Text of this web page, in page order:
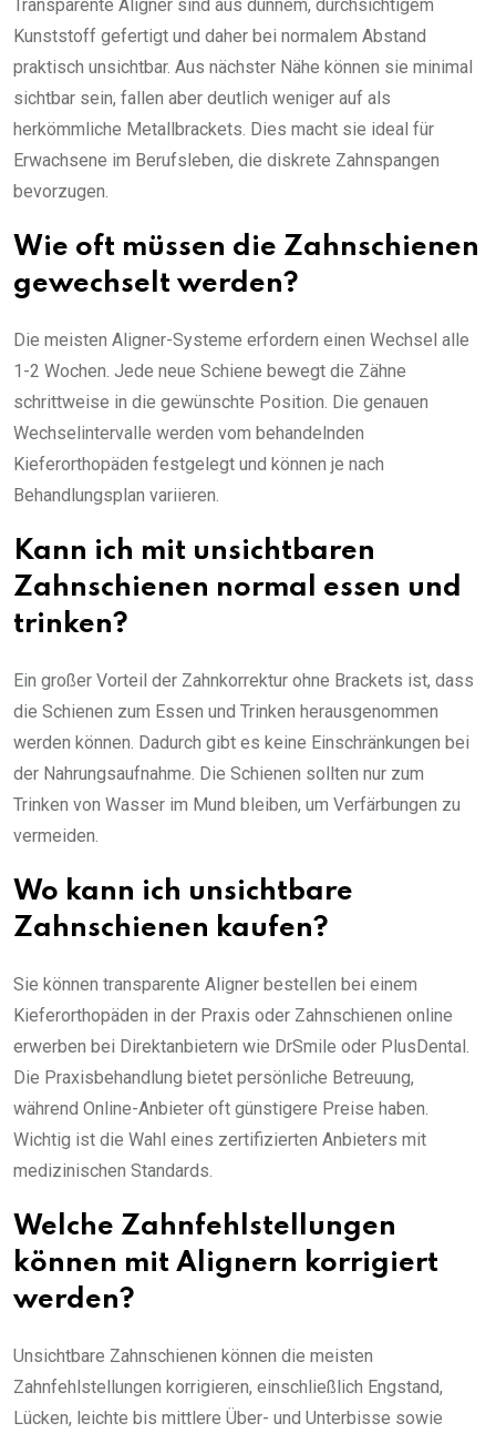
Transparente Aligner sind aus dünnem, durchsichtigem
Kunststoff gefertigt und daher bei normalem Abstand
praktisch unsichtbar. Aus nächster Nähe können sie minimal
sichtbar sein, fallen aber deutlich weniger auf als
herkömmliche Metallbrackets. Dies macht sie ideal für
Erwachsene im Berufsleben, die diskrete Zahnspangen
bevorzugen.
Wie oft müssen die Zahnschienen
gewechselt werden?
Die meisten Aligner-Systeme erfordern einen Wechsel alle
1-2 Wochen. Jede neue Schiene bewegt die Zähne
schrittweise in die gewünschte Position. Die genauen
Wechselintervalle werden vom behandelnden
Kieferorthopäden festgelegt und können je nach
Behandlungsplan variieren.
Kann ich mit unsichtbaren
Zahnschienen normal essen und
trinken?
Ein großer Vorteil der Zahnkorrektur ohne Brackets ist, dass
die Schienen zum Essen und Trinken herausgenommen
werden können. Dadurch gibt es keine Einschränkungen bei
der Nahrungsaufnahme. Die Schienen sollten nur zum
Trinken von Wasser im Mund bleiben, um Verfärbungen zu
vermeiden.
Wo kann ich unsichtbare
Zahnschienen kaufen?
Sie können transparente Aligner bestellen bei einem
Kieferorthopäden in der Praxis oder Zahnschienen online
erwerben bei Direktanbietern wie DrSmile oder PlusDental.
Die Praxisbehandlung bietet persönliche Betreuung,
während Online-Anbieter oft günstigere Preise haben.
Wichtig ist die Wahl eines zertifizierten Anbieters mit
medizinischen Standards.
Welche Zahnfehlstellungen
können mit Alignern korrigiert
werden?
Unsichtbare Zahnschienen können die meisten
Zahnfehlstellungen korrigieren, einschließlich Engstand,
Lücken, leichte bis mittlere Über- und Unterbisse sowie